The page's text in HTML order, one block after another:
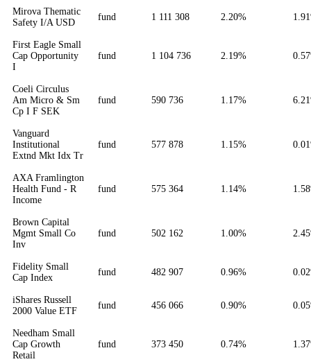
Mirova Thematic
Safety I/A USD
fund 1 111 308 2.20%
First Eagle Small
Cap Opportunity
I
fund 1 104 736 2.19%
Coeli Circulus
Am Micro & Sm
Cp I F SEK
fund 590 736 1.17%
Vanguard
Institutional
Extnd Mkt Idx Tr
fund 577 878 1.15%
AXA Framlington
Health Fund - R
Income
fund 575 364 1.14%
Brown Capital
Mgmt Small Co
Inv
fund 502 162 1.00%
Fidelity Small
Cap Index
fund 482 907 0.96%
iShares Russell
2000 Value ETF
fund 456 066 0.90%
Needham Small
Cap Growth
Retail
fund 373 450 0.74%